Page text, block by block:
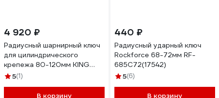
4 920 ₽
Радиусный шарнирный ключ
для цилиндрического
крепежа 80-120мм KING
TONY 3641-C0
5(1)
В корзину
440 ₽
Радиусный ударный ключ
Rockforce 68-72мм RF-
685C72(17542)
5(6)
В корзину